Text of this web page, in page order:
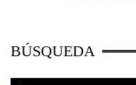
BÚSQUEDA